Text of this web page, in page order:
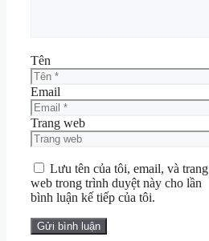
Tên
Email
Trang web
Lưu tên của tôi, email, và trang
web trong trình duyệt này cho lần
bình luận kế tiếp của tôi.